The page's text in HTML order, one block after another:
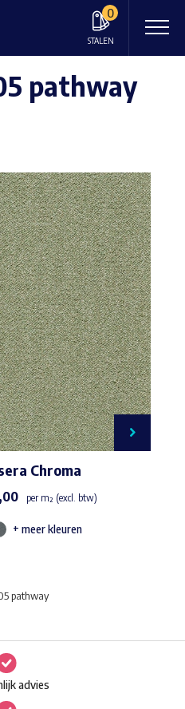
0
STALEN
pathway
Chroma
per m² (excl. btw)
Dit
meerdere
Deze
optie
kan
+ meer kleuren
pathway
advies